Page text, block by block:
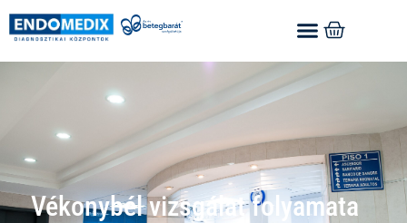
Vékonybél vizsgálat folyamata